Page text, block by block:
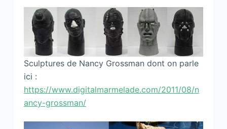
Sculptures de Nancy Grossman dont on parle
ici :
https://www.digitalmarmelade.com/2011/08/n
ancy-grossman/